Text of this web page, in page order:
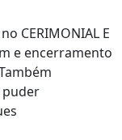
CERIMONIAL E
e encerramento